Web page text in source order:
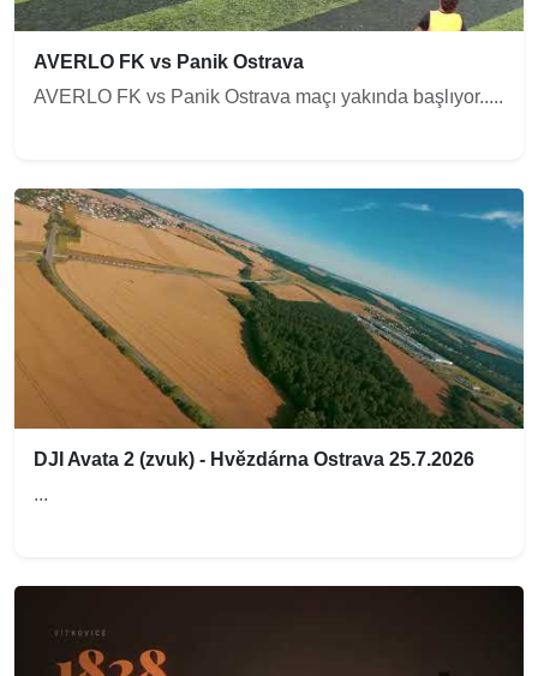
AVERLO FK vs Panik Ostrava
AVERLO FK vs Panik Ostrava maçı yakında başlıyor.....
DJI Avata 2 (zvuk) - Hvězdárna Ostrava 25.7.2026
...